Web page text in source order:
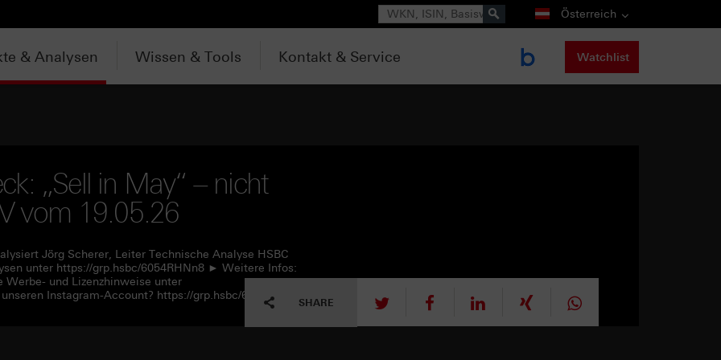
Suche Österreich
& Analysen Wissen & Tools Kontakt & Service Watchlist
„Sell in May“ – nicht
vom 19.05.26
Jörg Scherer, Leiter Technische Analyse HSBC
unter https://grp.hsbc/6054RHNn8 ► Weitere Infos:
und Lizenzhinweise unter
Instagram-Account? https://grp.hsbc/6057RHNn1
SHARE tweet mitteilen